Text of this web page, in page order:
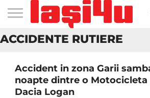
ACCIDENTE RUTIERE
Se cauta
fugit de la locul
Accident in zona Garii
noapte dintre o Motocicleta
Dacia Logan